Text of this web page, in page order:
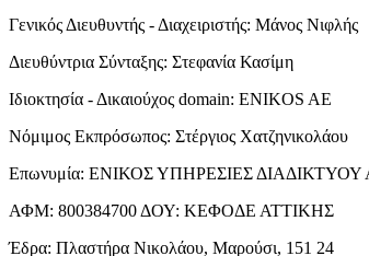
Γενικός Διευθυντής - Διαχειριστής: Μάνος Νιφλής
Διευθύντρια Σύνταξης: Στεφανία Κασίμη
Ιδιοκτησία - Δικαιούχος domain: ENIKOS AE
Νόμιμος Εκπρόσωπος: Στέργιος Χατζηνικολάου
Επωνυμία: ΕΝΙΚΟΣ ΥΠΗΡΕΣΙΕΣ ΔΙΑΔΙΚΤΥΟΥ
ΑΦΜ: 800384700 ΔΟΥ: ΚΕΦΟΔΕ ΑΤΤΙΚΗΣ
Έδρα: Πλαστήρα Νικολάου, Μαρούσι, 151 24